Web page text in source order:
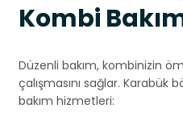
Kombi
Düzenli bakım, kombinizin
çalışmasını sağlar. Karabük
bakım hizmetleri: